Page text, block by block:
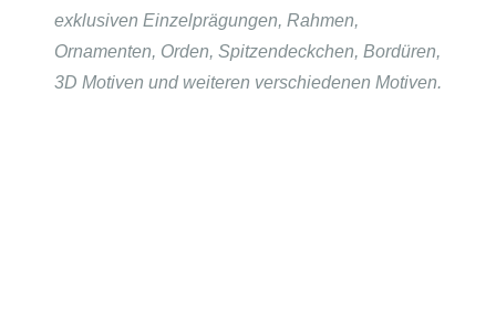
exklusiven Einzelprägungen, Rahmen,
Ornamenten, Orden, Spitzendeckchen, Bordüren,
3D Motiven und weiteren verschiedenen Motiven.